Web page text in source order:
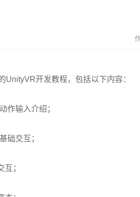
UnityVR开发教程，包括以下内容：
作输入介绍；
础交互；
互；